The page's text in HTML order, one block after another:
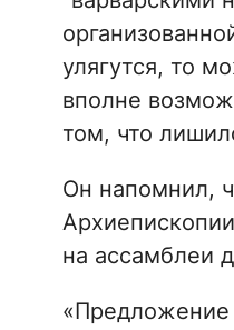
улягутся, то
вполне
том, что
Он напомнил,
на ассамблеи
«Предложение